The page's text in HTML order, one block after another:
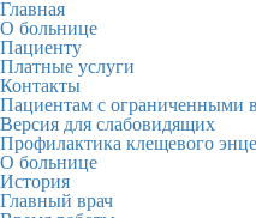
Главная
О больнице
Пациенту
Платные услуги
Контакты
Пациентам с ограниченными
Версия для слабовидящих
Профилактика клещевого
О больнице
История
Главный врач